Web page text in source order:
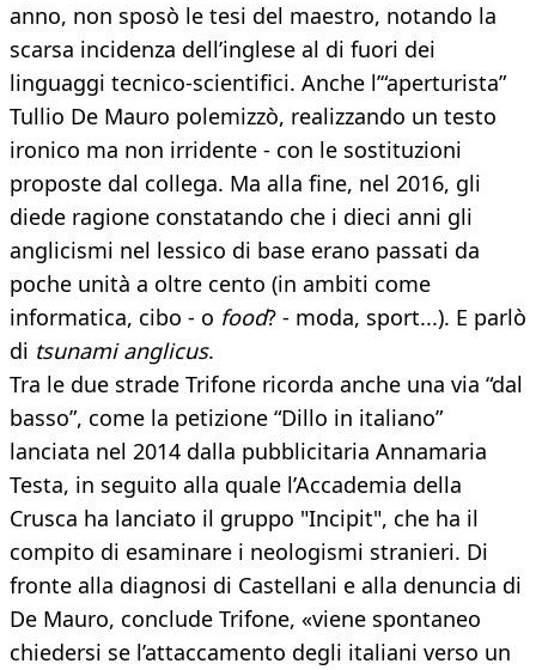
anno, non sposò le tesi del maestro, notando la
scarsa incidenza dell’inglese al di fuori dei
linguaggi tecnico-scientifici. Anche l’“aperturista”
Tullio De Mauro polemizzò, realizzando un testo
ironico ma non irridente - con le sostituzioni
proposte dal collega. Ma alla fine, nel 2016, gli
diede ragione constatando che i dieci anni gli
anglicismi nel lessico di base erano passati da
poche unità a oltre cento (in ambiti come
informatica, cibo - o food? - moda, sport...). E parlò
di tsunami anglicus.
Tra le due strade Trifone ricorda anche una via “dal
basso”, come la petizione “Dillo in italiano”
lanciata nel 2014 dalla pubblicitaria Annamaria
Testa, in seguito alla quale l’Accademia della
Crusca ha lanciato il gruppo "Incipit", che ha il
compito di esaminare i neologismi stranieri. Di
fronte alla diagnosi di Castellani e alla denuncia di
De Mauro, conclude Trifone, «viene spontaneo
chiedersi se l’attaccamento degli italiani verso un